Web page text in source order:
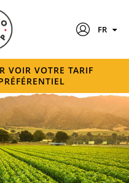
FR
VOIR VOTRE TARIF